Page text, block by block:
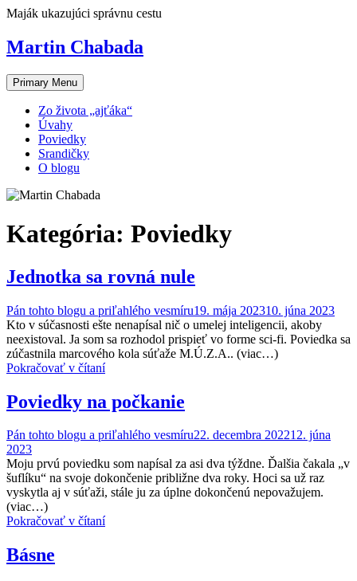
Skip
content
Maják ukazujúci správnu cestu
Martin Chabada
Primary Menu
Zo života „ajťáka“
Úvahy
Poviedky
Srandičky
O blogu
Kategória: Poviedky
Jednotka sa rovná nule
Pán tohto blogu a priľahlého vesmíru19. mája 202310. júna 2023
Kto v súčasnosti ešte nenapísal nič o umelej inteligencii, akoby
neexistoval. Ja som sa rozhodol prispieť vo forme sci-fi. Poviedka sa
zúčastnila marcového kola súťaže M.Ú.Z.A.. (viac…)
Pokračovať v čítaní
Poviedky na počkanie
Pán tohto blogu a priľahlého vesmíru22. decembra 202212. júna
2023
Moju prvú poviedku som napísal za asi dva týždne. Ďalšia čakala „v
šuflíku“ na svoje dokončenie približne dva roky. Hoci sa už raz
vyskytla aj v súťaži, stále ju za úplne dokončenú nepovažujem.
(viac…)
Pokračovať v čítaní
Básne